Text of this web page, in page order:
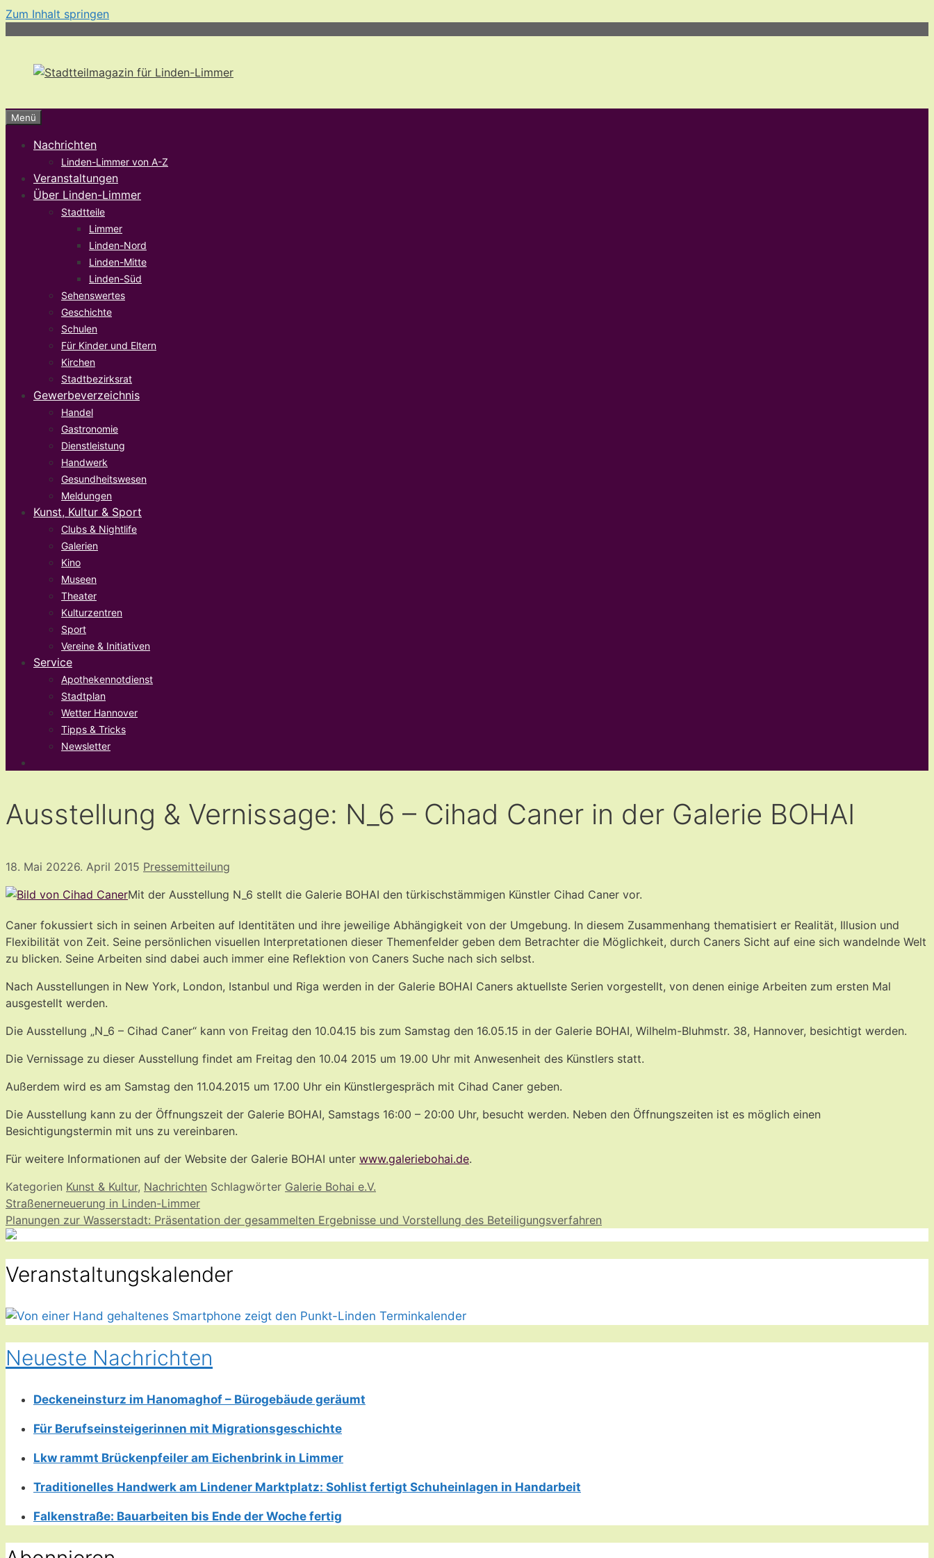
Zum Inhalt springen
Menü
Nachrichten
Linden-Limmer von A-Z
Veranstaltungen
Über Linden-Limmer
Stadtteile
Limmer
Linden-Nord
Linden-Mitte
Linden-Süd
Sehenswertes
Geschichte
Schulen
Für Kinder und Eltern
Kirchen
Stadtbezirksrat
Gewerbeverzeichnis
Handel
Gastronomie
Dienstleistung
Handwerk
Gesundheitswesen
Meldungen
Kunst, Kultur & Sport
Clubs & Nightlife
Galerien
Kino
Museen
Theater
Kulturzentren
Sport
Vereine & Initiativen
Service
Apothekennotdienst
Stadtplan
Wetter Hannover
Tipps & Tricks
Newsletter
Ausstellung & Vernissage: N_6 – Cihad Caner in der Galerie BOHAI
18. Mai 20226. April 2015 Pressemitteilung
Mit der Ausstellung N_6 stellt die Galerie BOHAI den türkischstämmigen Künstler Cihad Caner vor.
Caner fokussiert sich in seinen Arbeiten auf Identitäten und ihre jeweilige Abhängigkeit von der Umgebung. In diesem Zusammenhang thematisiert er Realität, Illusion und
Flexibilität von Zeit. Seine persönlichen visuellen Interpretationen dieser Themenfelder geben dem Betrachter die Möglichkeit, durch Caners Sicht auf eine sich wandelnde Welt
zu blicken. Seine Arbeiten sind dabei auch immer eine Reflektion von Caners Suche nach sich selbst.
Nach Ausstellungen in New York, London, Istanbul und Riga werden in der Galerie BOHAI Caners aktuellste Serien vorgestellt, von denen einige Arbeiten zum ersten Mal
ausgestellt werden.
Die Ausstellung „N_6 – Cihad Caner“ kann von Freitag den 10.04.15 bis zum Samstag den 16.05.15 in der Galerie BOHAI, Wilhelm-Bluhmstr. 38, Hannover, besichtigt werden.
Die Vernissage zu dieser Ausstellung findet am Freitag den 10.04 2015 um 19.00 Uhr mit Anwesenheit des Künstlers statt.
Außerdem wird es am Samstag den 11.04.2015 um 17.00 Uhr ein Künstlergespräch mit Cihad Caner geben.
Die Ausstellung kann zu der Öffnungszeit der Galerie BOHAI, Samstags 16:00 – 20:00 Uhr, besucht werden. Neben den Öffnungszeiten ist es möglich einen
Besichtigungstermin mit uns zu vereinbaren.
Für weitere Informationen auf der Website der Galerie BOHAI unter www.galeriebohai.de.
Kategorien Kunst & Kultur, Nachrichten Schlagwörter Galerie Bohai e.V.
Straßenerneuerung in Linden-Limmer
Planungen zur Wasserstadt: Präsentation der gesammelten Ergebnisse und Vorstellung des Beteiligungsverfahren
Veranstaltungskalender
Neueste Nachrichten
Deckeneinsturz im Hanomaghof – Bürogebäude geräumt
Für Berufseinsteigerinnen mit Migrationsgeschichte
Lkw rammt Brückenpfeiler am Eichenbrink in Limmer
Traditionelles Handwerk am Lindener Marktplatz: Sohlist fertigt Schuheinlagen in Handarbeit
Falkenstraße: Bauarbeiten bis Ende der Woche fertig